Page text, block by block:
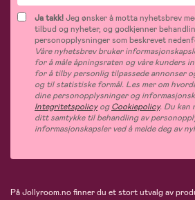
Ja takk!Jeg ønsker å motta nyhetsbrev
tilbud og nyheter, og godkjenner
personopplysninger som beskrevet
Våre nyhetsbrev bruker
for å måle åpningsraten og våre kunders
for å tilby personlig tilpassede annonser
og til statistiske formål. Les mer om
dine personopplysninger og
IntegritetspolicyogCookiepolicy. Du kan
ditt samtykke til behandling av
informasjonskapsler ved å melde deg av
På Jollyroom.no finner du et stort utvalg av